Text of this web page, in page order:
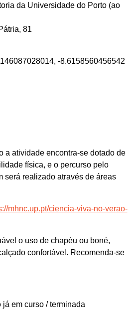
da Universidade do Porto (ao
81
-8.6158560456542
a atividade encontra-se dotado de
física, e o percurso pelo
será realizado através de áreas
mhnc.up.pt/ciencia-viva-no-verao-
o uso de chapéu ou boné,
confortável. Recomenda-se
já em curso / terminada